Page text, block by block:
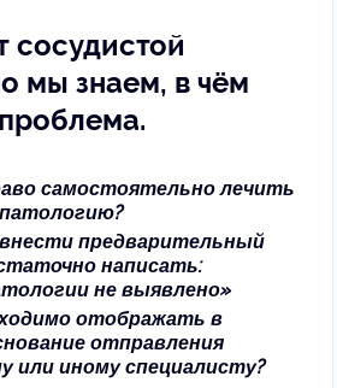
сосудистой
мы знаем, в чём
самостоятельно лечить
предварительный
написать:
не выявлено»
отображать в
отправления
или иному специалисту?